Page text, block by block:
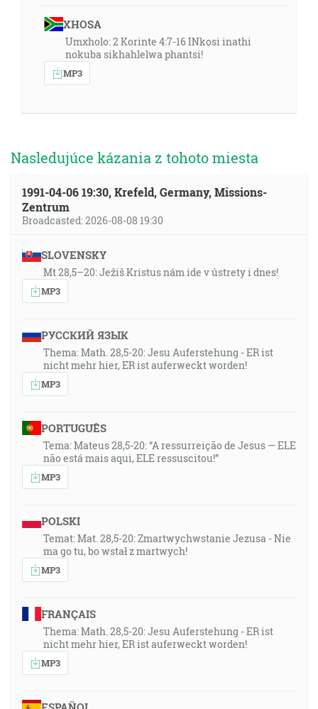
XHOSA
Umxholo: 2 Korinte 4:7-16 INkosi inathi
nokuba sikhahlelwa phantsi!
MP3
Nasledujúce kázania z tohoto miesta
1991-04-06 19:30, Krefeld, Germany, Missions-
Zentrum
Broadcasted: 2026-08-08 19:30
SLOVENSKY
Mt 28,5–20: Ježiš Kristus nám ide v ústrety i dnes!
MP3
РУССКИЙ ЯЗЫК
Thema: Math. 28,5-20: Jesu Auferstehung - ER ist
nicht mehr hier, ER ist auferweckt worden!
MP3
PORTUGUÊS
Tema: Mateus 28,5-20: “A ressurreição de Jesus — ELE
não está mais aqui, ELE ressuscitou!”
MP3
POLSKI
Temat: Mat. 28,5-20: Zmartwychwstanie Jezusa - Nie
ma go tu, bo wstał z martwych!
MP3
FRANÇAIS
Thema: Math. 28,5-20: Jesu Auferstehung - ER ist
nicht mehr hier, ER ist auferweckt worden!
MP3